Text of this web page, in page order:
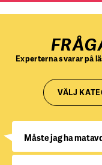
Experterna svarar på
VÄLJ
Måste jag ha